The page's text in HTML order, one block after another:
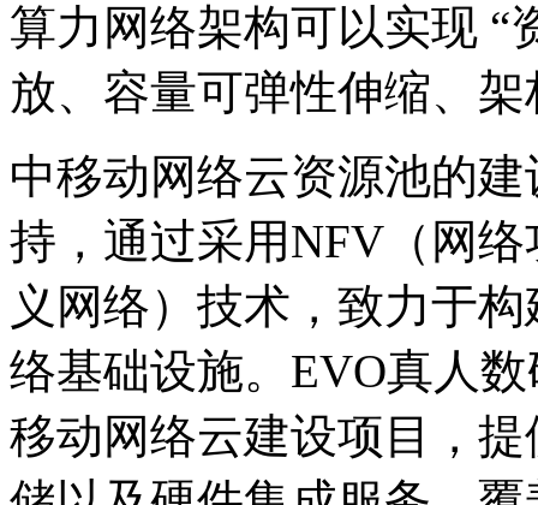
算力网络架构可以实现 “
放、容量可弹性伸缩
中移动网络云资源池的
持，通过采用NFV（
义网络）技术，致力
络基础设施。EVO真人
移动网络云建设项目，